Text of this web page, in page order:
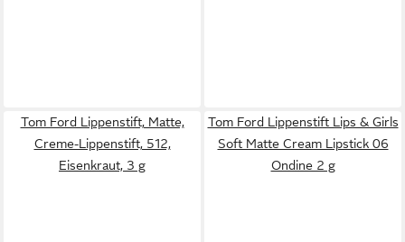
Tom Ford Lippenstift, Matte,
Creme-Lippenstift, 512,
Eisenkraut, 3 g
Tom Ford Lippenstift Lips & Girls
Soft Matte Cream Lipstick 06
Ondine 2 g